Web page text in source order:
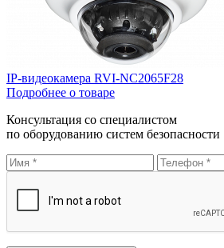
IP-видеокамера RVI-NC2065F28
Подробнее о товаре
Консультация со специалистом
по оборудованию систем безопасности